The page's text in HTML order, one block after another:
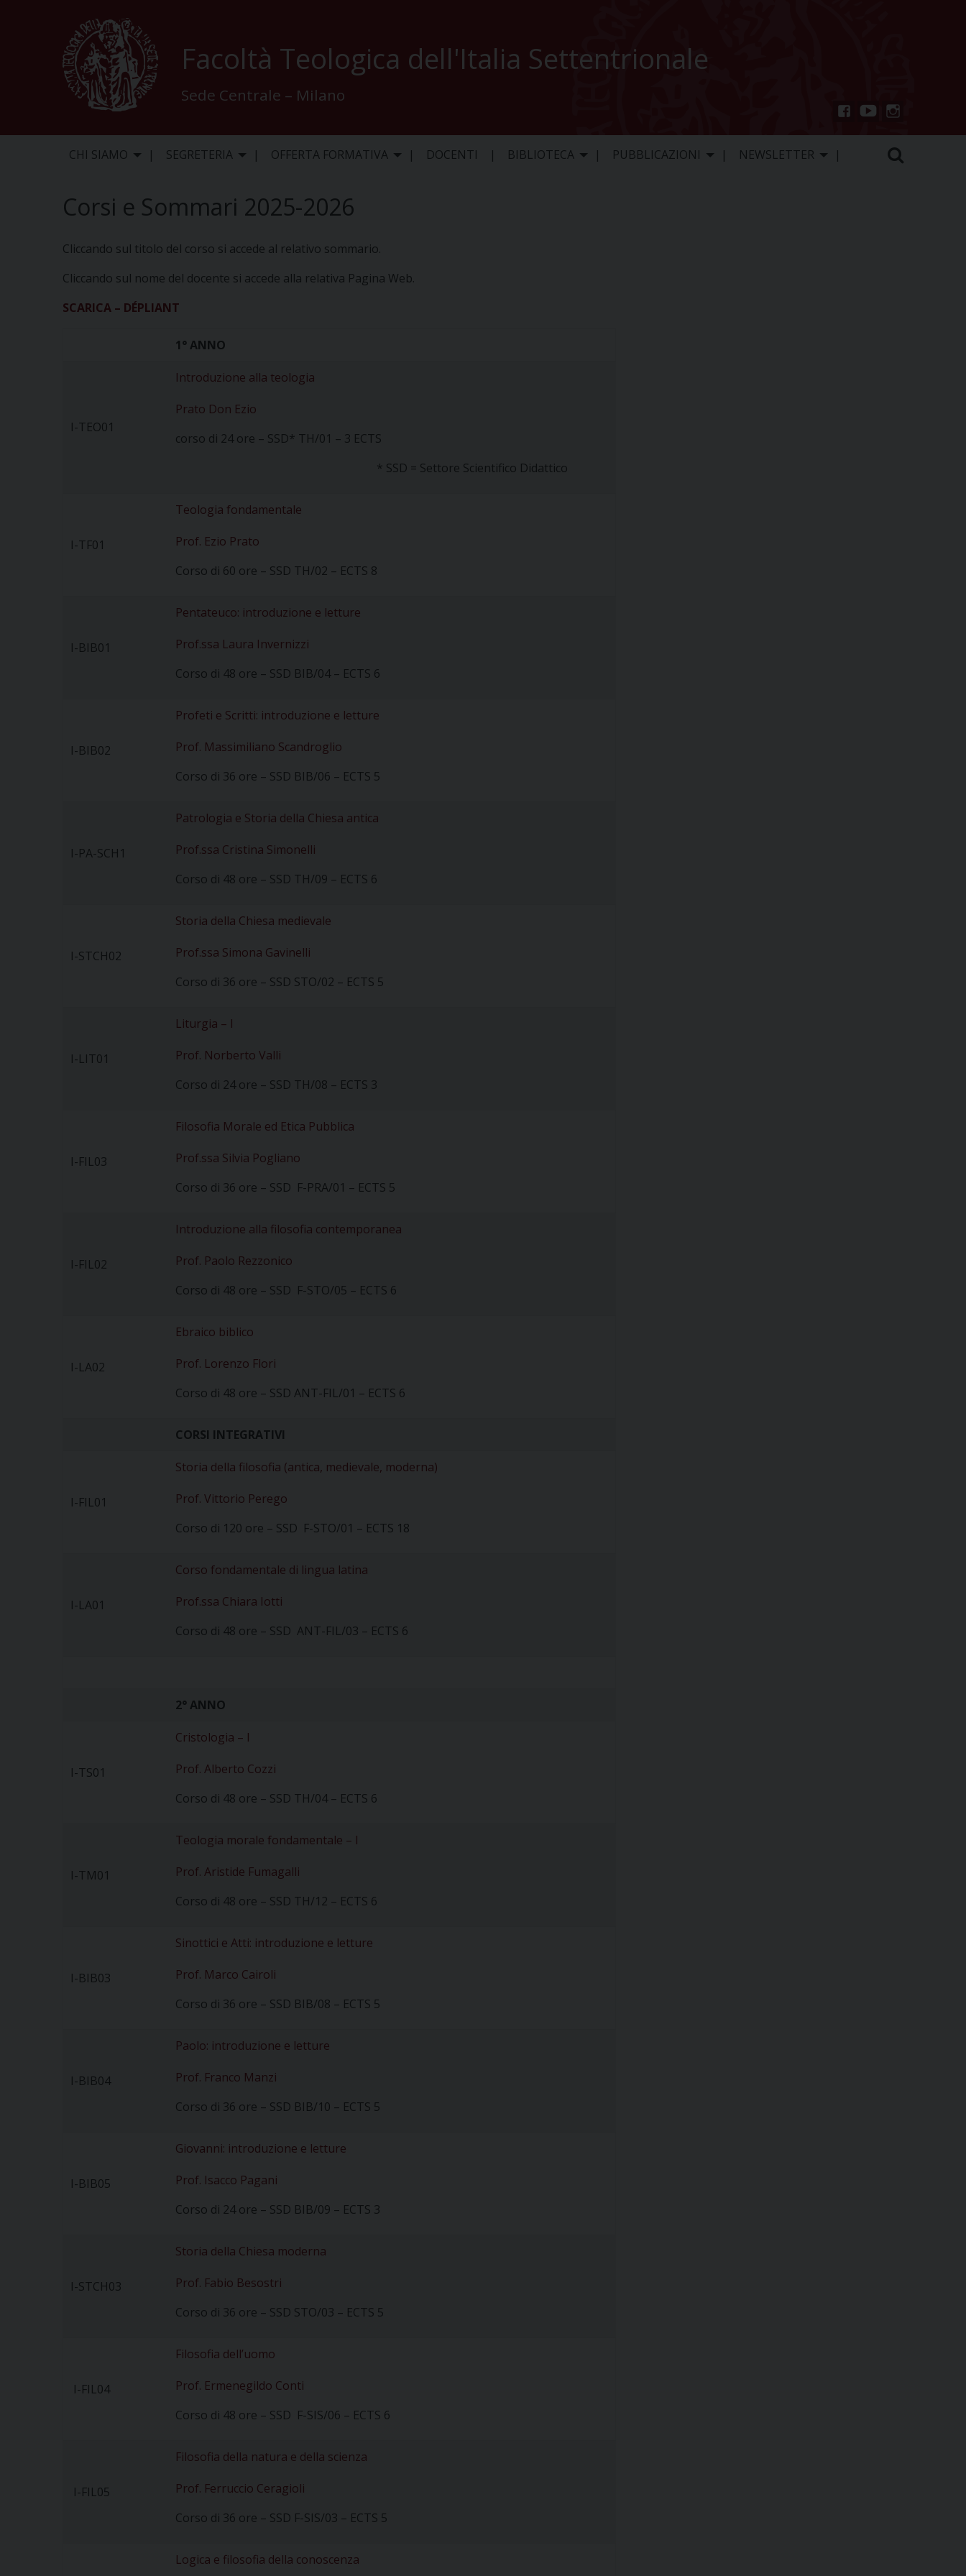
Facoltà Teologica dell'Italia Settentrionale
Sede Centrale – Milano
ebo
ok
agr
am
CHI SIAMO SEGRETERIA OFFERTA FORMATIVA DOCENTI BIBLIOTECA PUBBLICAZIONI NEWSLETTER
Corsi e Sommari 2025-2026
Cliccando sul titolo del corso si accede al relativo sommario.
Cliccando sul nome del docente si accede alla relativa Pagina Web.
SCARICA – DÉPLIANT
1° ANNO
I-TEO01
Introduzione alla teologia
Prato Don Ezio
corso di 24 ore – SSD* TH/01 – 3 ECTS
* SSD = Settore Scientifico Didattico
I-TF01
Teologia fondamentale
Prof. Ezio Prato
Corso di 60 ore – SSD TH/02 – ECTS 8
I-BIB01
Pentateuco: introduzione e letture
Prof.ssa Laura Invernizzi
Corso di 48 ore – SSD BIB/04 – ECTS 6
I-BIB02
Profeti e Scritti: introduzione e letture
Prof. Massimiliano Scandroglio
Corso di 36 ore – SSD BIB/06 – ECTS 5
I-PA-SCH1
Patrologia e Storia della Chiesa antica
Prof.ssa Cristina Simonelli
Corso di 48 ore – SSD TH/09 – ECTS 6
I-STCH02
Storia della Chiesa medievale
Prof.ssa Simona Gavinelli
Corso di 36 ore – SSD STO/02 – ECTS 5
I-LIT01
Liturgia – I
Prof. Norberto Valli
Corso di 24 ore – SSD TH/08 – ECTS 3
I-FIL03
Filosofia Morale ed Etica Pubblica
Prof.ssa Silvia Pogliano
Corso di 36 ore – SSD F-PRA/01 – ECTS 5
I-FIL02
Introduzione alla filosofia contemporanea
Prof. Paolo Rezzonico
Corso di 48 ore – SSD F-STO/05 – ECTS 6
I-LA02
Ebraico biblico
Prof. Lorenzo Flori
Corso di 48 ore – SSD ANT-FIL/01 – ECTS 6
CORSI INTEGRATIVI
I-FIL01
Storia della filosofia (antica, medievale, moderna)
Prof. Vittorio Perego
Corso di 120 ore – SSD F-STO/01 – ECTS 18
I-LA01
Corso fondamentale di lingua latina
Prof.ssa Chiara Iotti
Corso di 48 ore – SSD ANT-FIL/03 – ECTS 6
2° ANNO
I-TS01
Cristologia – I
Prof. Alberto Cozzi
Corso di 48 ore – SSD TH/04 – ECTS 6
I-TM01
Teologia morale fondamentale – I
Prof. Aristide Fumagalli
Corso di 48 ore – SSD TH/12 – ECTS 6
I-BIB03
Sinottici e Atti: introduzione e letture
Prof. Marco Cairoli
Corso di 36 ore – SSD BIB/08 – ECTS 5
I-BIB04
Paolo: introduzione e letture
Prof. Franco Manzi
Corso di 36 ore – SSD BIB/10 – ECTS 5
I-BIB05
Giovanni: introduzione e letture
Prof. Isacco Pagani
Corso di 24 ore – SSD BIB/09 – ECTS 3
I-STCH03
Storia della Chiesa moderna
Prof. Fabio Besostri
Corso di 36 ore – SSD STO/03 – ECTS 5
I-FIL04
Filosofia dell’uomo
Prof. Ermenegildo Conti
Corso di 48 ore – SSD F-SIS/06 – ECTS 6
I-FIL05
Filosofia della natura e della scienza
Prof. Ferruccio Ceragioli
Corso di 36 ore – SSD F-SIS/03 – ECTS 5
Logica e filosofia della conoscenza